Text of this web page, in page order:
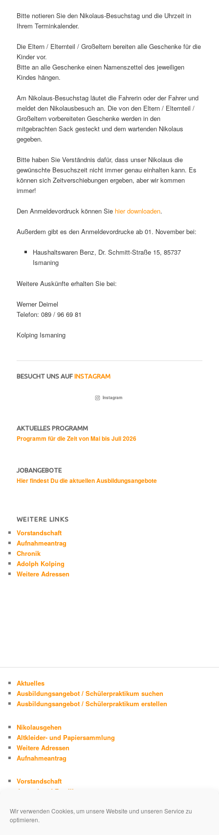
Wir verwenden Cookies, um unsere Website und unseren Service zu
optimieren.
Bitte notieren Sie den Nikolaus-Besuchstag und die Uhrzeit in
Ihrem Terminkalender.
Die Eltern / Elternteil / Großeltern bereiten alle Geschenke für die
Kinder vor.
Bitte an alle Geschenke einen Namenszettel des jeweiligen
Kindes hängen.
Am Nikolaus-Besuchstag läutet die Fahrerin oder der Fahrer und
meldet den Nikolausbesuch an. Die von den Eltern / Elternteil /
Großeltern vorbereiteten Geschenke werden in den
mitgebrachten Sack gesteckt und dem wartenden Nikolaus
gegeben.
Bitte haben Sie Verständnis dafür, dass unser Nikolaus die
gewünschte Besuchszeit nicht immer genau einhalten kann. Es
können sich Zeitverschiebungen ergeben, aber wir kommen
immer!
Den Anmeldevordruck können Sie hier downloaden.
Außerdem gibt es den Anmeldevordrucke ab 01. November bei:
Haushaltswaren Benz, Dr. Schmitt-Straße 15, 85737
Ismaning
Weitere Auskünfte erhalten Sie bei:
Werner Deimel
Telefon: 089 / 96 69 81
Kolping Ismaning
BESUCHT UNS AUFINSTAGRAM
Instagram
AKTUELLES PROGRAMM
Programm für die Zeit von Mai bis Juli 2026
JOBANGEBOTE
Hier findest Du die aktuellen Ausbildungsangebote
WEITERE LINKS
Vorstandschaft
Aufnahmeantrag
Chronik
Adolph Kolping
Weitere Adressen
Aktuelles
Ausbildungsangebot / Schülerpraktikum suchen
Ausbildungsangebot / Schülerpraktikum erstellen
Nikolausgehen
Altkleider- und Papiersammlung
Weitere Adressen
Aufnahmeantrag
Vorstandschaft
Jugend und Familie
Adolph Kolping
Impressum